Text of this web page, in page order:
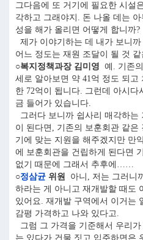
그다음에 또 거기에 필요한 시설
각하고 그래야지. 돈 나올 데는
성을 해가 올리면 어떻게 합니까?
제가 이야기하는 데 내가 보니
어느 정도는 재원 조달이 될 것
○복지정책과장 김미영 예. 기존
세로 알아보면 약 41억 정도 되고
한 72억이 됩니다. 그런데 아시다
금 들어가 있습니다.
그러다 보니까 쉽사리 매각하는
이 된다면, 기존의 보훈회관 같은
기에 맞는 지원을 해주겠지만 만
에 보훈회관을 건립하게 된다면
없기 때문에 그래서 추후에……
○정삼균 위원
아니, 저는 그러니
하라는 게 아니고 재개발할 때도
있어요. 재개발 구역에서 이거는
감평 가격하고 나와 있다고.
그럼 그 가격을 기준해서 우리
는 있다가 건물 짓고 입주하면은